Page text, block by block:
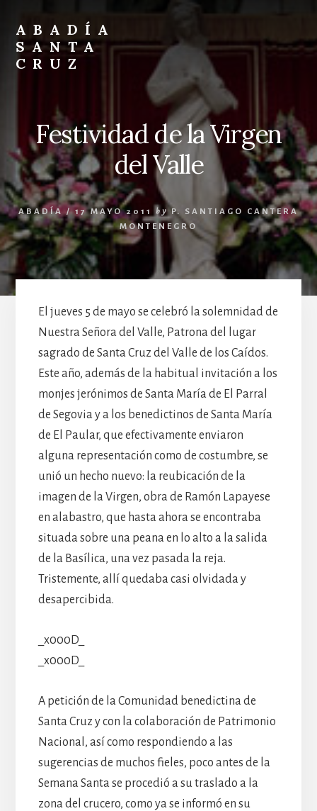
content
footer
ABADÍA
SANTA
CRUZ
Festividad de la Virgen
del Valle
ABADÍA / 17 MAYO 2011 by
P. SANTIAGO CANTERA
MONTENEGRO
El jueves 5 de mayo se celebró la solemnidad de
Nuestra Señora del Valle, Patrona del lugar
sagrado de Santa Cruz del Valle de los Caídos.
Este año, además de la habitual invitación a los
monjes jerónimos de Santa María de El Parral
de Segovia y a los benedictinos de Santa María
de El Paular, que efectivamente enviaron
alguna representación como de costumbre, se
unió un hecho nuevo: la reubicación de la
imagen de la Virgen, obra de Ramón Lapayese
en alabastro, que hasta ahora se encontraba
situada sobre una peana en lo alto a la salida
de la Basílica, una vez pasada la reja.
Tristemente, allí quedaba casi olvidada y
desapercibida.
_x000D_
_x000D_
A petición de la Comunidad benedictina de
Santa Cruz y con la colaboración de Patrimonio
Nacional, así como respondiendo a las
sugerencias de muchos fieles, poco antes de la
Semana Santa se procedió a su traslado a la
zona del crucero, como ya se informó en su